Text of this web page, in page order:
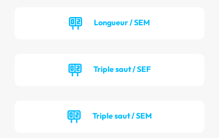
Longueur / SEM
Triple saut / SEF
Triple saut / SEM